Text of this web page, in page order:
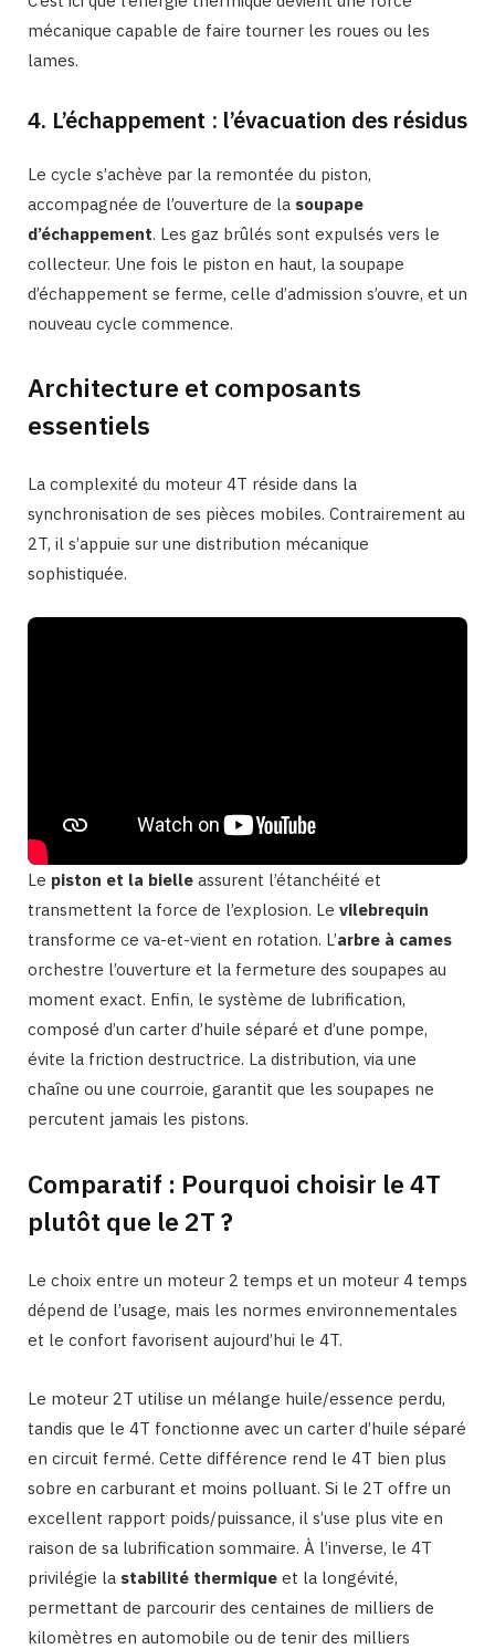
mécanique capable de faire tourner les roues ou les
lames.
4. L’échappement : l’évacuation des résidus
Le cycle s’achève par la remontée du piston,
accompagnée de l’ouverture de la soupape
d’échappement. Les gaz brûlés sont expulsés vers le
collecteur. Une fois le piston en haut, la soupape
d’échappement se ferme, celle d’admission s’ouvre, et un
nouveau cycle commence.
Architecture et composants
essentiels
La complexité du moteur 4T réside dans la
synchronisation de ses pièces mobiles. Contrairement au
2T, il s’appuie sur une distribution mécanique
sophistiquée.
Le piston et la bielle assurent l’étanchéité et
transmettent la force de l’explosion. Le vilebrequin
transforme ce va-et-vient en rotation. L’arbre à cames
orchestre l’ouverture et la fermeture des soupapes au
moment exact. Enfin, le système de lubrification,
composé d’un carter d’huile séparé et d’une pompe,
évite la friction destructrice. La distribution, via une
chaîne ou une courroie, garantit que les soupapes ne
percutent jamais les pistons.
Comparatif : Pourquoi choisir le 4T
plutôt que le 2T ?
Le choix entre un moteur 2 temps et un moteur 4 temps
dépend de l’usage, mais les normes environnementales
et le confort favorisent aujourd’hui le 4T.
Le moteur 2T utilise un mélange huile/essence perdu,
tandis que le 4T fonctionne avec un carter d’huile séparé
en circuit fermé. Cette différence rend le 4T bien plus
sobre en carburant et moins polluant. Si le 2T offre un
excellent rapport poids/puissance, il s’use plus vite en
raison de sa lubrification sommaire. À l’inverse, le 4T
privilégie la stabilité thermique et la longévité,
permettant de parcourir des centaines de milliers de
kilomètres en automobile ou de tenir des milliers